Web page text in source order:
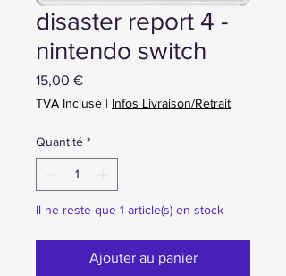
disaster report 4 -
nintendo switch
15,00 €Prix
TVA Incluse | Infos Livraison/Retrait
Quantité *
Il ne reste que 1 article(s) en stock
Ajouter au panier